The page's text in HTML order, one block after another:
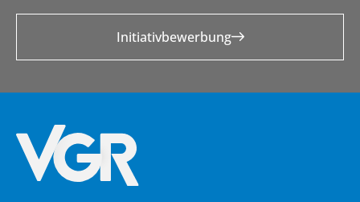
Initiativbewerbung